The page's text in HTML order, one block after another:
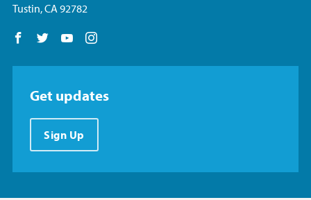
Tustin, CA 92782
Follow us on Facebook
Follow us on Twitter
Follow us on YouTube
Get updates
Sign Up